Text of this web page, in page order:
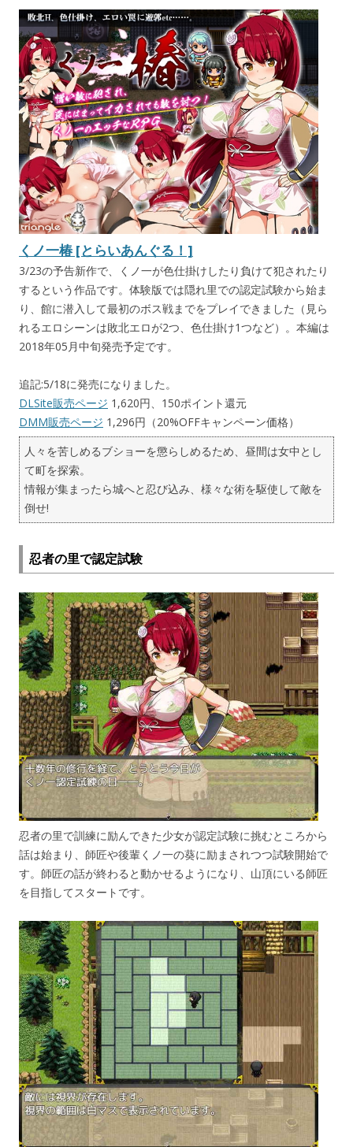
くノ一椿 [とらいあんぐる！]
3/23の予告新作で、くノ一が色仕掛けしたり負けて犯されたり
するという作品です。体験版では隠れ里での認定試験から始ま
り、館に潜入して最初のボス戦までをプレイできました（見ら
れるエロシーンは敗北エロが2つ、色仕掛け1つなど）。本編は
2018年05月中旬発売予定です。
追記:5/18に発売になりました。
DLSite販売ページ 1,620円、150ポイント還元
DMM販売ページ 1,296円（20%OFFキャンペーン価格）
人々を苦しめるブショーを懲らしめるため、昼間は女中とし
て町を探索。
情報が集まったら城へと忍び込み、様々な術を駆使して敵を
倒せ!
忍者の里で認定試験
忍者の里で訓練に励んできた少女が認定試験に挑むところから
話は始まり、師匠や後輩くノ一の葵に励まされつつ試験開始で
す。師匠の話が終わると動かせるようになり、山頂にいる師匠
を目指してスタートです。